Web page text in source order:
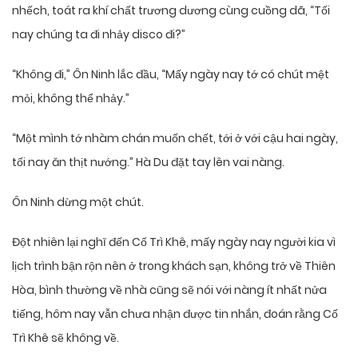
nhếch, toát ra khí chất trương dương cùng cuồng dã, “Tối
nay chúng ta đi nhảy disco đi?”
“Không đi,” Ôn Ninh lắc đầu, “Mấy ngày nay tớ có chút mệt
mỏi, không thể nhảy.”
“Một mình tớ nhàm chán muốn chết, tới ở với cậu hai ngày,
tối nay ăn thịt nướng.” Hà Du đặt tay lên vai nàng.
Ôn Ninh dừng một chút.
Đột nhiên lại nghĩ đến Cố Trì Khê, mấy ngày nay người kia vì
lịch trình bận rộn nên ở trong khách sạn, không trở về Thiên
Hòa, bình thường về nhà cũng sẽ nói với nàng ít nhất nửa
tiếng, hôm nay vẫn chưa nhận được tin nhắn, đoán rằng Cố
Trì Khê sẽ không về.